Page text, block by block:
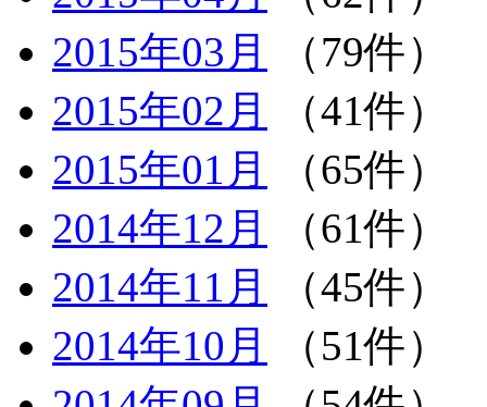
2015年03月
（79件）
2015年02月
（41件）
2015年01月
（65件）
2014年12月
（61件）
2014年11月
（45件）
2014年10月
（51件）